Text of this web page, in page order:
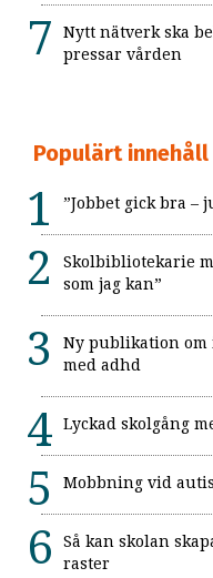
Nytt nätverk ska
pressar vården
Populärt
”Jobbet gick bra –
Skolbibliotekarie
som jag kan”
Ny publikation om
med adhd
Lyckad skolgång
Mobbning vid
Så kan skolan
raster